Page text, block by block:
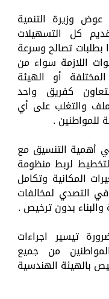
وزيرة التنمية
كل التسهيلات
بطلبات تصالح وسرعة
اللازمة سواء من
أو الهيئة
كفريق واحد
والتغلب على أي
للمواطنين .
أهمية التنسيق مع
لربط منظومة
المكانية وتكامل
التصدي لمخالفات
والبناء بدون ترخيص .
تيسير اجراءات
من جميع
بالهيئة الهندسية